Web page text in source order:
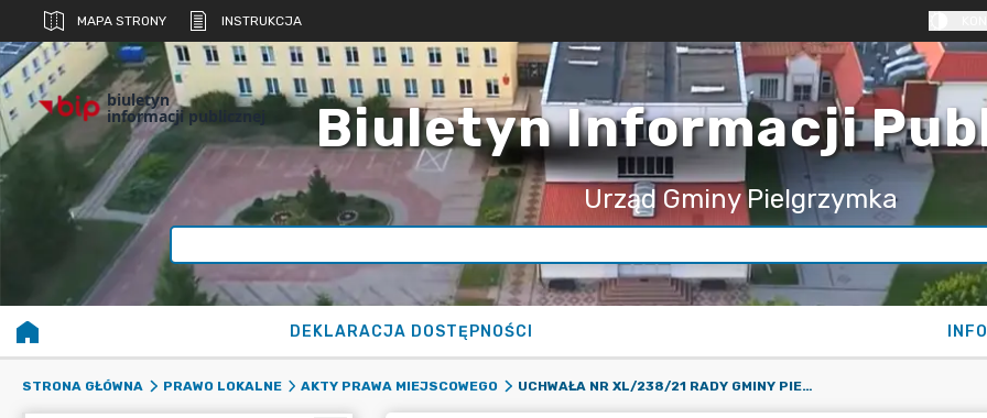
MAPA STRONY INSTRUKCJA
biuletyn
informacji publicznej Biuletyn Informacji
Urząd Gminy Pielgrzymka
DEKLARACJA DOSTĘPNOŚCI
STRONA GŁÓWNA PRAWO LOKALNE AKTY PRAWA MIEJSCOWEGO UCHWAŁA NR XL/238/21 RADY GMINY PIELGRZYMKA Z DNIA 30 GRUDNIA 2021 R. W SPRAWIE USTANOWIENIA STANOWISKA DOKUMENTACYJNEGO „ŚWIĄTEK – ODSŁONIĘCIE BAZALTÓW”